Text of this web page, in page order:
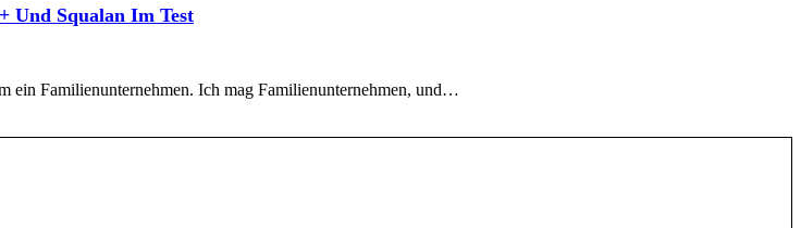
Und Squalan Im Test
ein Familienunternehmen. Ich mag Familienunternehmen, und…